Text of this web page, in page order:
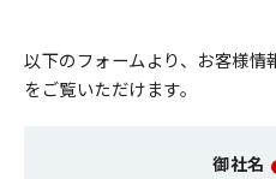
以下のフォームより、お客様
をご覧いただけます。
御社名